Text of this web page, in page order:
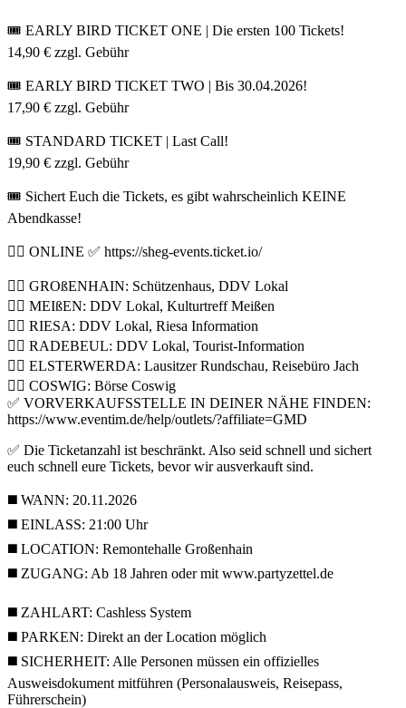
🎟️ EARLY BIRD TICKET ONE | Die ersten 100 Tickets!
14,90 € zzgl. Gebühr
🎟️ EARLY BIRD TICKET TWO | Bis 30.04.2026!
17,90 € zzgl. Gebühr
🎟️ STANDARD TICKET | Last Call!
19,90 € zzgl. Gebühr
🎟️ Sichert Euch die Tickets, es gibt wahrscheinlich KEINE
Abendkasse!
👉🏼 ONLINE ✅ https://sheg-events.ticket.io/
👉🏼 GROßENHAIN: Schützenhaus, DDV Lokal
👉🏼 MEIßEN: DDV Lokal, Kulturtreff Meißen
👉🏼 RIESA: DDV Lokal, Riesa Information
👉🏼 RADEBEUL: DDV Lokal, Tourist-Information
👉🏼 ELSTERWERDA: Lausitzer Rundschau, Reisebüro Jach
👉🏼 COSWIG: Börse Coswig
✅ VORVERKAUFSSTELLE IN DEINER NÄHE FINDEN:
https://www.eventim.de/help/outlets/?affiliate=GMD
✅ Die Ticketanzahl ist beschränkt. Also seid schnell und sichert
euch schnell eure Tickets, bevor wir ausverkauft sind.
◼️ WANN: 20.11.2026
◼️ EINLASS: 21:00 Uhr
◼️ LOCATION: Remontehalle Großenhain
◼️ ZUGANG: Ab 18 Jahren oder mit www.partyzettel.de
◼️ ZAHLART: Cashless System
◼️ PARKEN: Direkt an der Location möglich
◼️ SICHERHEIT: Alle Personen müssen ein offizielles
Ausweisdokument mitführen (Personalausweis, Reisepass,
Führerschein)